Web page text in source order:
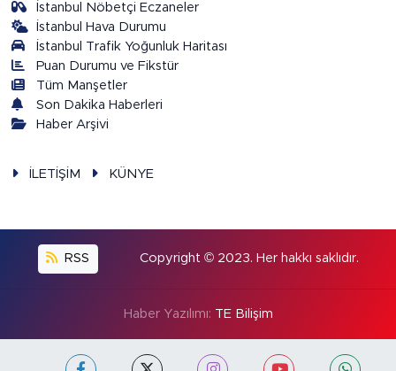
İstanbul Nöbetçi Eczaneler
İstanbul Hava Durumu
İstanbul Trafik Yoğunluk Haritası
Puan Durumu ve Fikstür
Tüm Manşetler
Son Dakika Haberleri
Haber Arşivi
İLETİŞİM KÜNYE
RSS Copyright © 2023. Her hakkı saklıdır.
Haber Yazılımı: TE Bilişim